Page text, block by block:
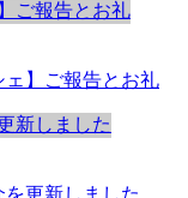
ェ】ご報告とお礼
更新しました